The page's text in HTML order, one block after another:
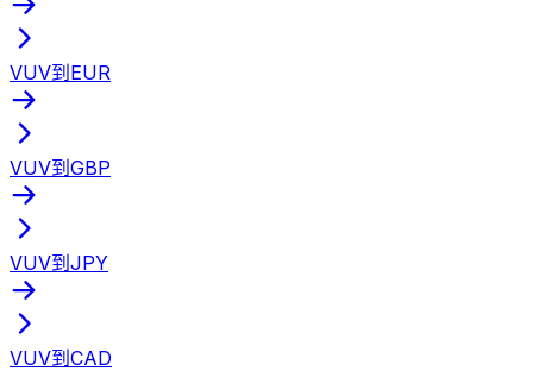
VUV到EUR
VUV到GBP
VUV到JPY
VUV到CAD